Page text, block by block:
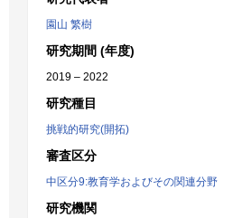
園山 繁樹
研究期間 (年度)
2019 – 2022
研究種目
挑戦的研究(開拓)
審査区分
中区分9:教育学およびその関連分野
研究機関